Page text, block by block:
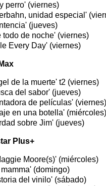
perro' (viernes)
unidad especial'
(jueves)
todo de noche' (viernes)
Every Day' (viernes)
de la muerte' t2 (viernes)
del sabor' (jueves)
de películas'
en una botella' (miércoles)
sobre Jim' (jueves)
Plus+
Moore(s)' (miércoles)
(domingo)
del vinilo' (sábado)